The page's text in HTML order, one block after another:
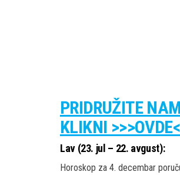
PRIDRUŽITE
KLIKNI
Lav (23. jul – 22. avgust):
Horoskop za 4. decembar